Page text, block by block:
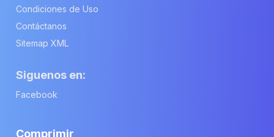
Condiciones de Uso
Contáctanos
Sitemap XML
Siguenos en:
Facebook
Comprimir